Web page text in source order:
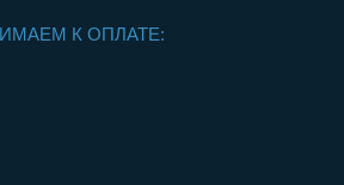
К ОПЛАТЕ: